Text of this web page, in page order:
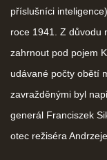
příslušníci
roce 1941. Z důvodu
zahrnout pod pojem
udávané počty obětí
zavražděnými byl
generál Franciszek
otec režiséra